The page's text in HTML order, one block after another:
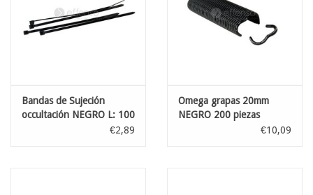
Bandas de Sujeción
occultación NEGRO L: 100
€2,89
Omega grapas 20mm
NEGRO 200 piezas
€10,09